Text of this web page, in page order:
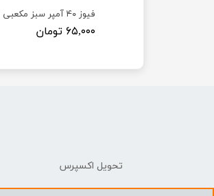
۶۵,۰۰۰ تومان
تحویل اکسپرس